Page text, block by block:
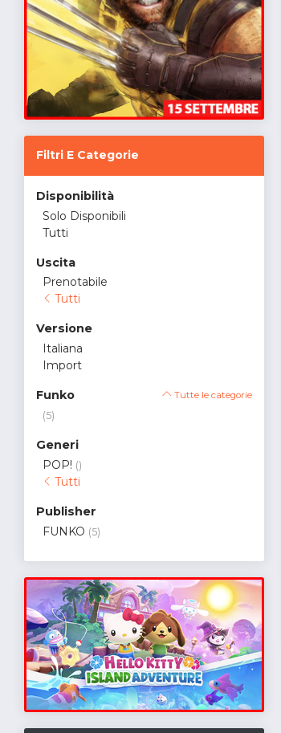
Filtri E Categorie
Disponibilità
Solo Disponibili
Tutti
Uscita
Prenotabile
Tutti
Versione
Italiana
Import
Funko Tutte le categorie
(5)
Generi
POP! ()
Tutti
Publisher
FUNKO (5)